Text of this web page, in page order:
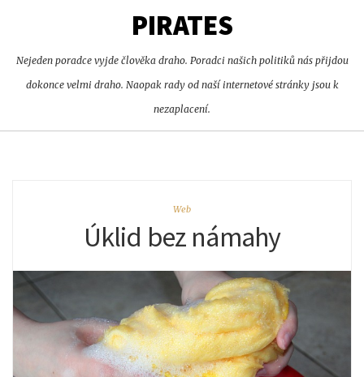
PIRATES
Nejeden poradce vyjde člověka draho. Poradci našich politiků nás přijdou
dokonce velmi draho. Naopak rady od naší internetové stránky jsou k
nezaplacení.
Web
Úklid bez námahy